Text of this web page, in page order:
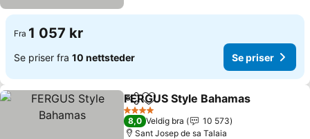
Fra 1 057 kr
Se priser fra 10 nettsteder Se priser
Del Legg til i favoritter
FERGUS Style Bahamas
4 Stjerner
8,0 Veldig bra
10 573
Sant Josep de sa Talaia